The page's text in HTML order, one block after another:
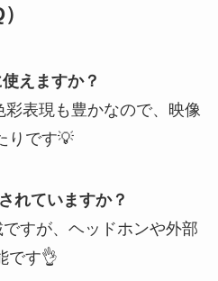
えますか？
表現も豊かなので、映像
りです💡
れていますか？
すが、ヘッドホンや外部
です👌